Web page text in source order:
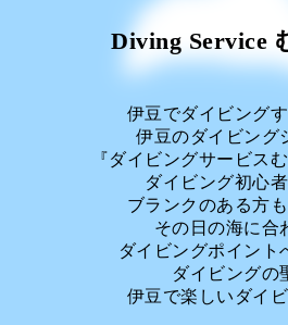
Diving Service
伊豆でダイビングす
伊豆のダイビング
『ダイビングサービス
ダイビング初心
ブランクのある方も
その日の海に合
ダイビングポイント
ダイビングの
伊豆で楽しいダイビ